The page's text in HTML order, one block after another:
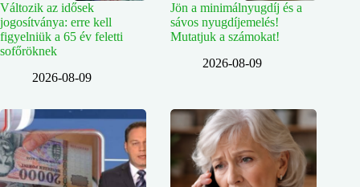
Változik az idősek
jogosítványa: erre kell
figyelniük a 65 év feletti
sofőröknek
2026-08-09
Jön a minimálnyugdíj és a
sávos nyugdíjemelés!
Mutatjuk a számokat!
2026-08-09